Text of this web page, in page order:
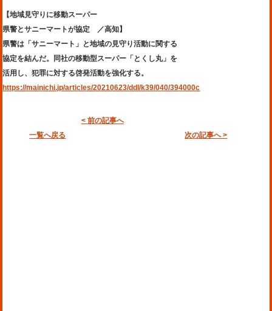
お問合せ
【地域見守りに移動スーパー
県警とサニーマートが協定 ／高知】
県警は「サニーマート」と地域の見守り活動に関する
協定を結んだ。同社の移動型スーパー「とくし丸」を
活用し、犯罪に対する啓発活動を強化する。
https://mainichi.jp/articles/20210623/ddl/k39/040/394000c
< 前の記事へ
一覧へ戻る
次の記事へ >